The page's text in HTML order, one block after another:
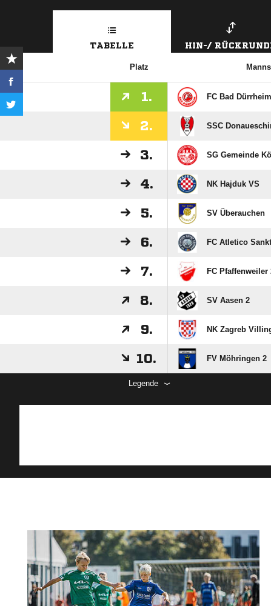
TABELLE HIN-/
Platz
1. FC Bad Dürrheim
2. SSC
3. SG Gemeinde
4. NK Hajduk VS
5. SV Überauchen
6. FC Atletico
7. FC Pfaffenweiler
8. SV Aasen 2
9. NK Zagreb
10. FV Möhringen 2
Legende